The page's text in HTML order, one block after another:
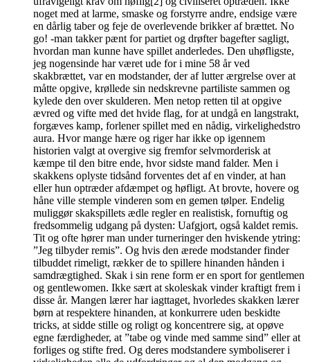
noget med at larme, smaske og forstyrre andre, endsige være
en dårlig taber og feje de overlevende brikker af brættet. No
go! -man takker pænt for partiet og drøfter bagefter sagligt,
hvordan man kunne have spillet anderledes. Den uhøfligste,
jeg nogensinde har været ude for i mine 58 år ved
skakbrættet, var en modstander, der af lutter ærgrelse over at
måtte opgive, krøllede sin nedskrevne partiliste sammen og
kylede den over skulderen. Men netop retten til at opgive
ævred og vifte med det hvide flag, for at undgå en langstrakt,
forgæves kamp, forlener spillet med en nådig, virkelighedstro
aura. Hvor mange hære og riger har ikke op igennem
historien valgt at overgive sig fremfor selvmorderisk at
kæmpe til den bitre ende, hvor sidste mand falder. Men i
skakkens oplyste tidsånd forventes det af en vinder, at han
eller hun optræder afdæmpet og høfligt. At brovte, hovere og
håne ville stemple vinderen som en gemen tølper. Endelig
muliggør skakspillets ædle regler en realistisk, fornuftig og
fredsommelig udgang på dysten: Uafgjort, også kaldet remis.
Tit og ofte hører man under turneringer den hviskende ytring:
”Jeg tilbyder remis”. Og hvis den ærede modstander finder
tilbuddet rimeligt, rækker de to spillere hinanden hånden i
samdrægtighed. Skak i sin rene form er en sport for gentlemen
og gentlewomen. Ikke sært at skoleskak vinder kraftigt frem i
disse år. Mangen lærer har iagttaget, hvorledes skakken lærer
børn at respektere hinanden, at konkurrere uden beskidte
tricks, at sidde stille og roligt og koncentrere sig, at opøve
egne færdigheder, at ”tabe og vinde med samme sind” eller at
forliges og stifte fred. Og deres modstandere symboliserer i